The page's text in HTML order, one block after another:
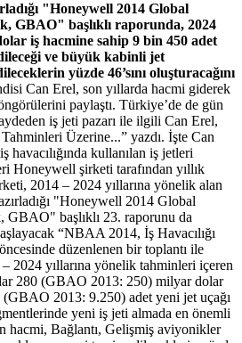
"Honeywell 2014 Global
GBAO" başlıklı raporunda, 2024
iş hacmine sahip 9 bin 450 adet
ve büyük kabinli jet
yüzde 46’sını oluşturacağını
Can Erel, son yıllarda hacmi giderek
paylaştı. Türkiye’de de gün
iş jeti pazarı ile ilgili Can Erel,
Tahminleri Üzerine...” yazdı. İşte Can
havacılığında kullanılan iş jetleri
Honeywell şirketi tarafından yıllık
2014 – 2024 yıllarına yönelik alan
"Honeywell 2014 Global
başlıklı 23. raporunu da
“NBAA 2014, İş Havacılığı
düzenlenen bir toplantı ile
2024 yıllarına yönelik tahminleri içeren
280 (GBAO 2013: 250) milyar dolar
2013: 9.250) adet yeni jet uçağı
yeni iş jeti almada en önemli
hacmi, Bağlantı, Gelişmiş aviyonikler